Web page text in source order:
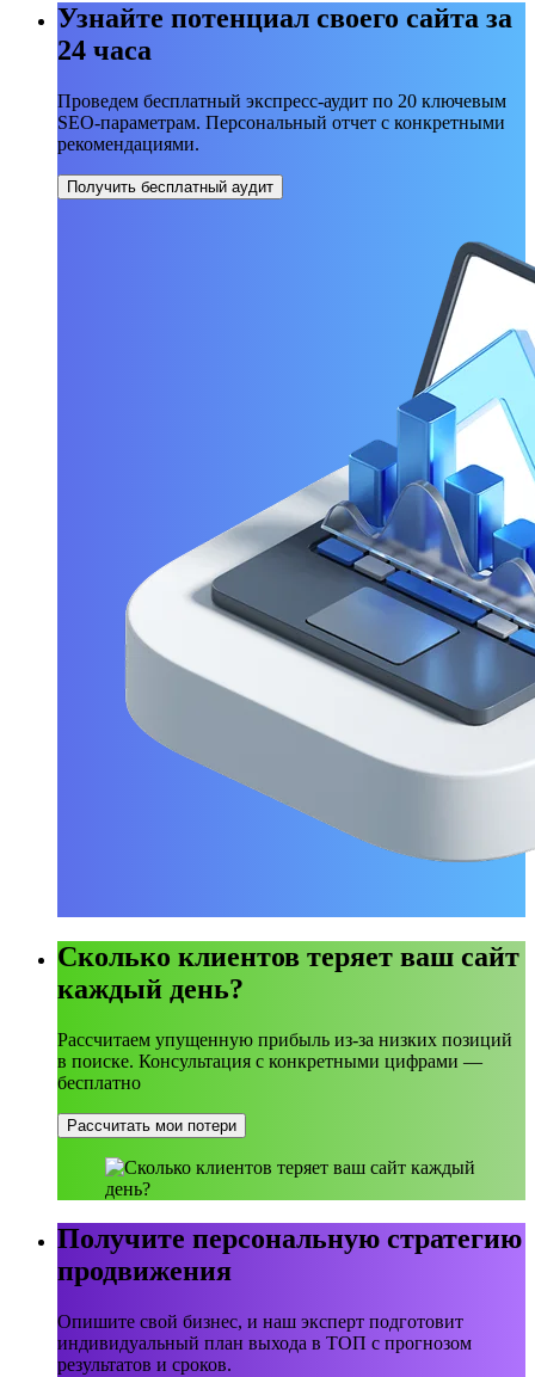
Узнайте потенциал своего сайта за
24 часа
Проведем бесплатный экспресс-аудит по 20 ключевым
SEO-параметрам. Персональный отчет с конкретными
рекомендациями.
Получить бесплатный аудит
Сколько клиентов теряет ваш сайт
каждый день?
Рассчитаем упущенную прибыль из-за низких позиций
в поиске. Консультация с конкретными цифрами —
бесплатно
Рассчитать мои потери
Получите персональную стратегию
продвижения
Опишите свой бизнес, и наш эксперт подготовит
индивидуальный план выхода в ТОП с прогнозом
результатов и сроков.